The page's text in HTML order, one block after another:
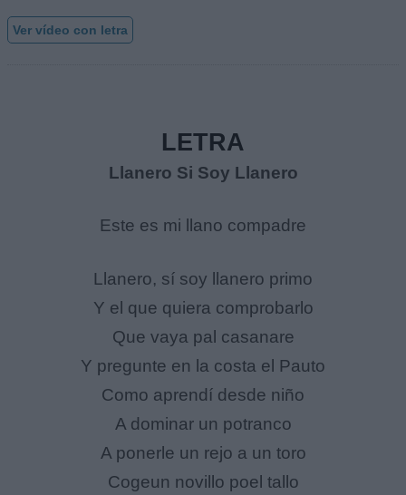
Ver vídeo con letra
LETRA
Llanero Si Soy Llanero
Este es mi llano compadre
Llanero, sí soy llanero primo
Y el que quiera comprobarlo
Que vaya pal casanare
Y pregunte en la costa el Pauto
Como aprendí desde niño
A dominar un potranco
A ponerle un rejo a un toro
Cogeun novillo poel tallo